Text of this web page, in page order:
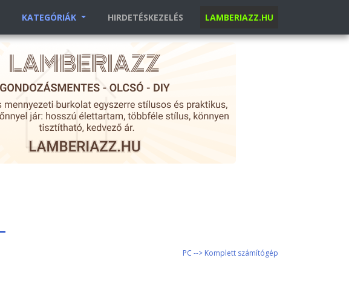
KATEGÓRIÁK HIRDETÉSKEZELÉS LAMBERIAZZ.HU
PC --> Komplett számítógép